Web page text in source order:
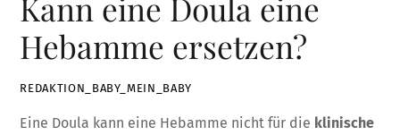
Kann eine Doula eine
Hebamme ersetzen?
REDAKTION_BABY_MEIN_BABY
Eine Doula kann eine Hebamme nicht für die klinische